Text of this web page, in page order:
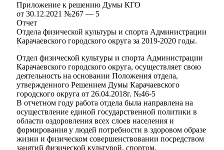
Приложение к решению Думы КГО
от 30.12.2021 №267 — 5
Отчет
Отдела физической культуры и спорта Администрации
Карачаевского городского округа за 2019-2020 годы.
Отдел физической культуры и спорта Администрации
Карачаевского городского округа, осуществляет свою
деятельность на основании Положения отдела,
утвержденного Решением Думы Карачаевского
городского округа от 26.04.2018г. №46-5
В отчетном году работа отдела была направлена на
осуществление единой государственной политики в
области оздоровления всех слоев населения и
формирования у людей потребности в здоровом образе
жизни и физическом совершенствовании посредством
занятий физической культурой, спортом.